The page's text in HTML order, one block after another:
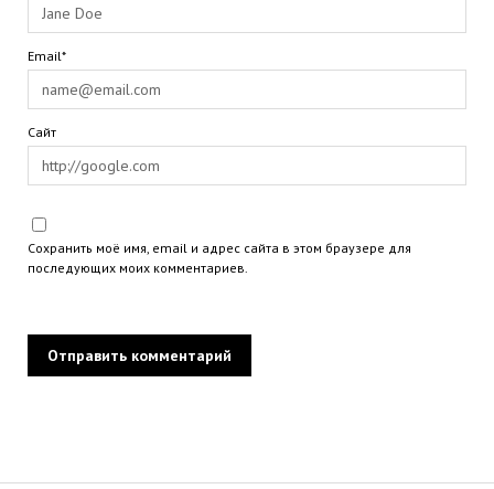
Email*
Сайт
Сохранить моё имя, email и адрес сайта в этом браузере для
последующих моих комментариев.